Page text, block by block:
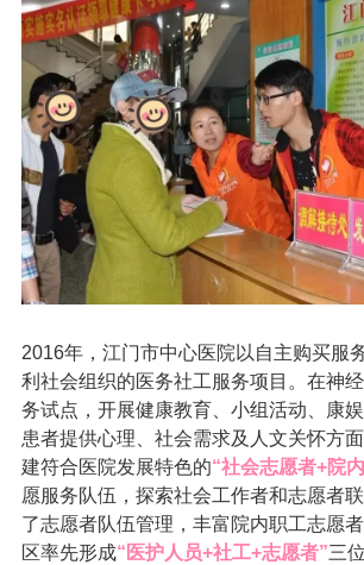
2016年，江门市中心医院以自主购买服
利社会组织的医务社工服务项目。在神
务试点，开展健康教育、小组活动、康
患者提供心理、社会需求及人文关怀方
建符合医院发展特色的“社会志愿者+院
愿服务队伍，探索社会工作者和志愿者
了志愿者队伍管理，丰富院内职工志愿
区率先形成“医护人员+社工+志愿者”三